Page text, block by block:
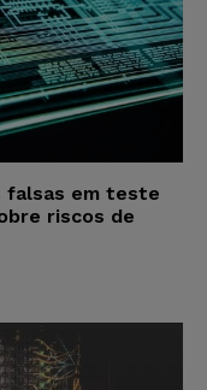
falsas em teste
riscos de